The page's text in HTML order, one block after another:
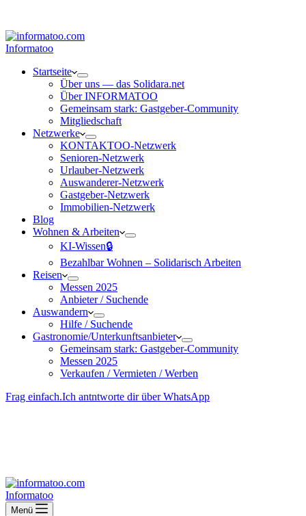
Informatoo
Start­seite
Über uns — das Solidara.net
Über INFORMATOO
Gemeinsam stark: Gastgeber-Community
Mitglied­schaft
Netzwerke
KONTAKTOO-Netzwerk
Senioren-Netzwerk
Urlauber-Netzwerk
Auswan­derer-Netzwerk
Gastgeber-Netzwerk
Immobilien-Netzwerk
Blog
Wohnen & Arbeiten
KI-Wissen🔒
Bezahlbar Wohnen – Solida­risch Arbeiten
Reisen
Messen 2025
Anbieter / Suchende
Auswandern
Hilfe / Suchende
Gastronomie/Unterkunftsanbieter
Gemeinsam stark: Gastgeber-Community
Messen 2025
Verkaufen / Vermieten / Werben
Frag einfach.Ich antntworte dir über WhatsApp
Informatoo
Menü